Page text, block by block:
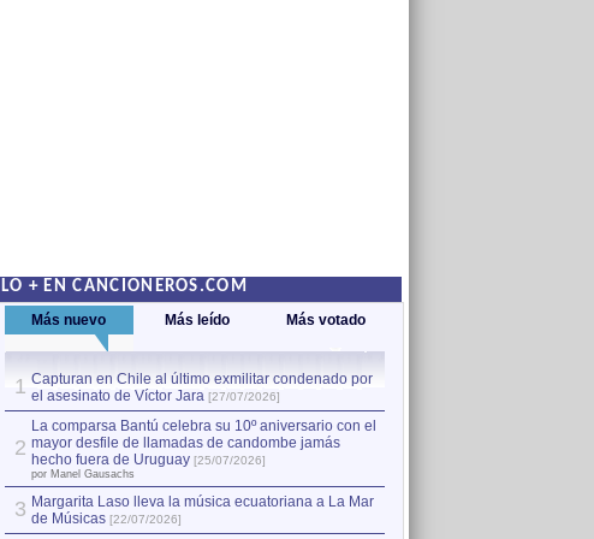
LO + EN CANCIONEROS.COM
Más nuevo Más leído Más votado
1 Capturan en Chile al último exmilitar condenado por
el asesinato de Víctor Jara [27/07/2026]
2
La comparsa Bantú celebra su 10º aniversario con el
mayor desfile de llamadas de candombe jamás
hecho fuera de Uruguay [25/07/2026]
por Manel Gausachs
3 Margarita Laso lleva la música ecuatoriana a La Mar
de Músicas [22/07/2026]